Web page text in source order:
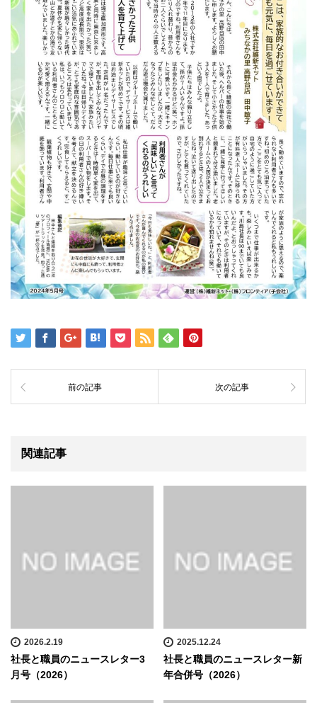
前の記事 次の記事
関連記事
2026.2.19
社長と職員のニュースレター3
月号（2026）
2025.12.24
社長と職員のニュースレター新
年合併号（2026）